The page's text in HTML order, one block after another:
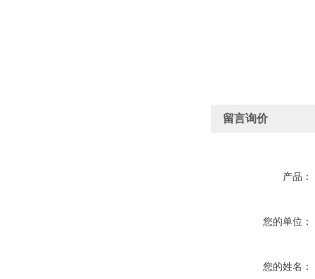
留言询价
产品：
您的单位：
您的姓名：